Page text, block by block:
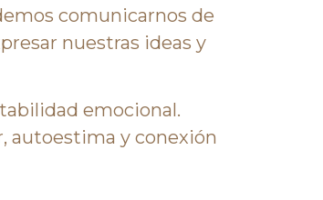
comunicarnos de
nuestras ideas y
emocional.
autoestima y conexión